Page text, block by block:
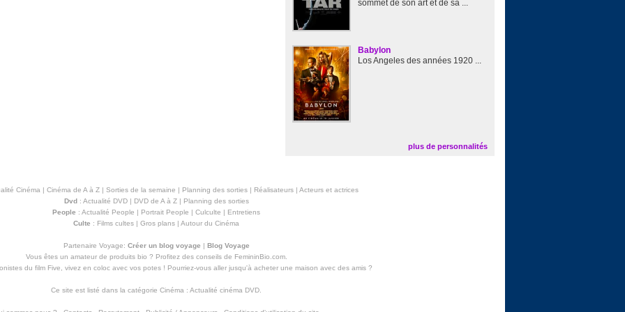
sommet de son art et de sa ...
Babylon
Los Angeles des années 1920 ...
plus de personnalités
Cinéma | Cinéma de A à Z| Sorties de la semaine | Planning des sorties| Réalisateurs| Acteurs et actrices
Dvd: Actualité DVD| DVD de A à Z| Planning des sorties
People : Actualité People | Portrait People | Culculte | Entretiens
Culte : Films cultes | Gros plans | Autour du Cinéma
Partenaire Voyage: Créer un blog voyage | Blog Voyage
Vous êtes un amateur de produits bio ? Profitez des conseils de FemininBio.com.
du film Five, vivez en coloc avec vos potes ! Pourriez-vous aller jusqu'à acheter une maison avec des amis?
Ce site est listé dans la catégorie Cinéma : Actualité cinéma DVD